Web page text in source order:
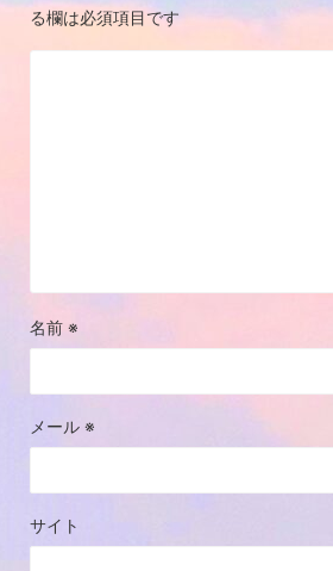
る欄は必須項目です
名前 ※
メール ※
サイト